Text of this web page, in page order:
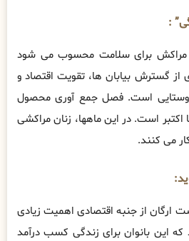
:
مراکش برای سلامت محسوب می شود
از گسترش بیابان ها، تقویت اقتصاد و
روستایی است. فصل جمع آوری محصول
اکتبر است. در این ماهها، زنان مراکشی
می کنند.
ارگان از جنبه اقتصادی اهمیت زیادی
که این بانوان برای زندگی کسب درآمد